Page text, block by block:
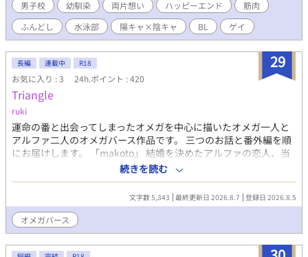
ない秘儀があった。 スポーツ特待生の少年たちが、合宿の際に辿
り着く場所――それは、孤島に鎮座する「金精様」の社。 両片想
いだった和穂と陽介は、前日の秘密の「ふんどし練習」でお互い
への思いを募らせて、臨海合宿に臨む。そこで課せられたのは、
あまりに苛烈で、官能的な神事だった。 触れ合う素肌の熱、高鳴
る鼓動、そして互いの「欲」を封じ込められた絶望的なまでの渇
き。 静寂に包まれた社の中で、二人はただ、相手の体温だけを頼
りに「男」への階段を登っていく。 やがて儀式が終わり、重い鎖
が解き放たれたとき。 極限まで高まった二人の「好き」は、もは
や誰にも止められない衝動となって爆発する。 「陽介のちんこ…
早く欲しい…」 「もう、和穂ぉ…ほんと煽んなって…俺、マジで
余裕ゼロなんだからさ…」 神前で捧げられるのは、純潔と、魂を
分かち合う初契り。 幼馴染という「殻」が壊れるとき、二人の関
係はどこへ向かうのか――。 ～～～～～～～ ＜登場人物＞ ☆橘
和穂（主人公） 【身長】165cm 【体重】56kg 【誕生日】11月28
日（いて座） 【血液型】Ａ型 【部活】水泳部 【容姿】黒髪
中性的で整った童顔の美形。 褐色肌で、スリム
な筋肉質 【性格】真面目で、やや陰キャ。 人見知りが結
構激しい でも、周りはわりと観察している いろ
いろ気にするタイプ。 陽介と二人だと、よくしゃべる。
男子校 幼馴染 両片想い ハッピーエンド
筋肉
ふんどし
水泳部 陽キャ×陰キャ BL ゲイ
29
長編 連載中 R18
お気に入り : 3 24h.ポイント : 420
Triangle
ruki
運命の番と出会ってしまったオメガを中心に描いたオメガ一人と
アルファ二人のオメガバース作品です。 三つのお話と番外編を順
にお届けします。 「makoto」 結婚を決めたアルファの恋人、当
麻がいるオメガの真琴はある日、運命の番に出会ってしまう。当
麻を愛しながらも運命の番に心を奪われる真琴は悩み苦しみ、二
人から逃げることを選択する。そして真琴は優しい人たちと出会
い、知らない土地で一人で生きていくことを決めた。
「takuma」 アメリカ赴任中、ずっとそばにいた恋人のオメガが
実は自分を愛していないどころか、恋人にすら思われていなかっ
たことにショックを受けたアルファの拓真。愛してる相手は拓真
続きを読む
文字数 5,343 最終更新日 2026.8.7 登録日 2026.8.5
オメガバース